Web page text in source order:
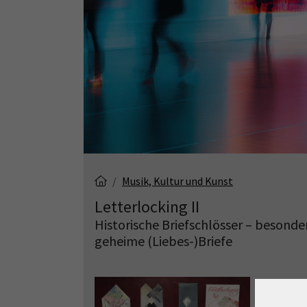
Musik, Kultur und Kunst
Letterlocking II
Historische Briefschlösser –
geheime (Liebes-)Briefe